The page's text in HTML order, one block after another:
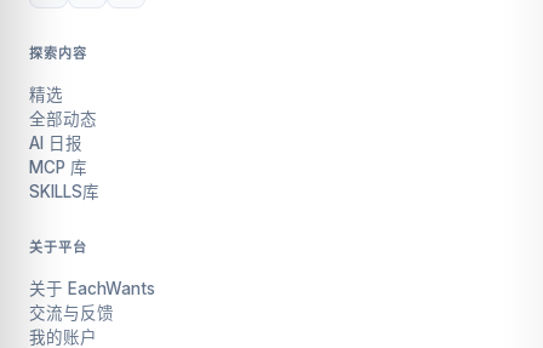
探索内容
精选
全部动态
AI 日报
MCP 库
SKILLS库
关于平台
关于 EachWants
交流与反馈
我的账户